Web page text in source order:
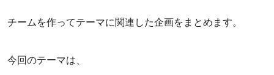
チームを作ってテーマに関連した企画をまとめます。
今回のテーマは、